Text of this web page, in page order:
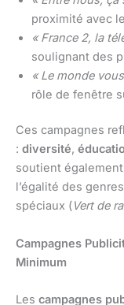
proximité avec
« France 2, la
soulignant des
« Le monde
rôle de fenêtre
Ces campagnes
: diversité,
soutient
l’égalité des
spéciaux (Vert de
Campagnes
Minimum
Les campagnes